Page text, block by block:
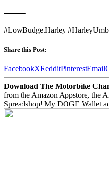
⸻
#LowBudgetHarley
Share this Post:
FacebookXRedditPinterestEmail
Download The Motorbike
from the Amazon Appstore, the
Spreadshop! My DOGE Wallet